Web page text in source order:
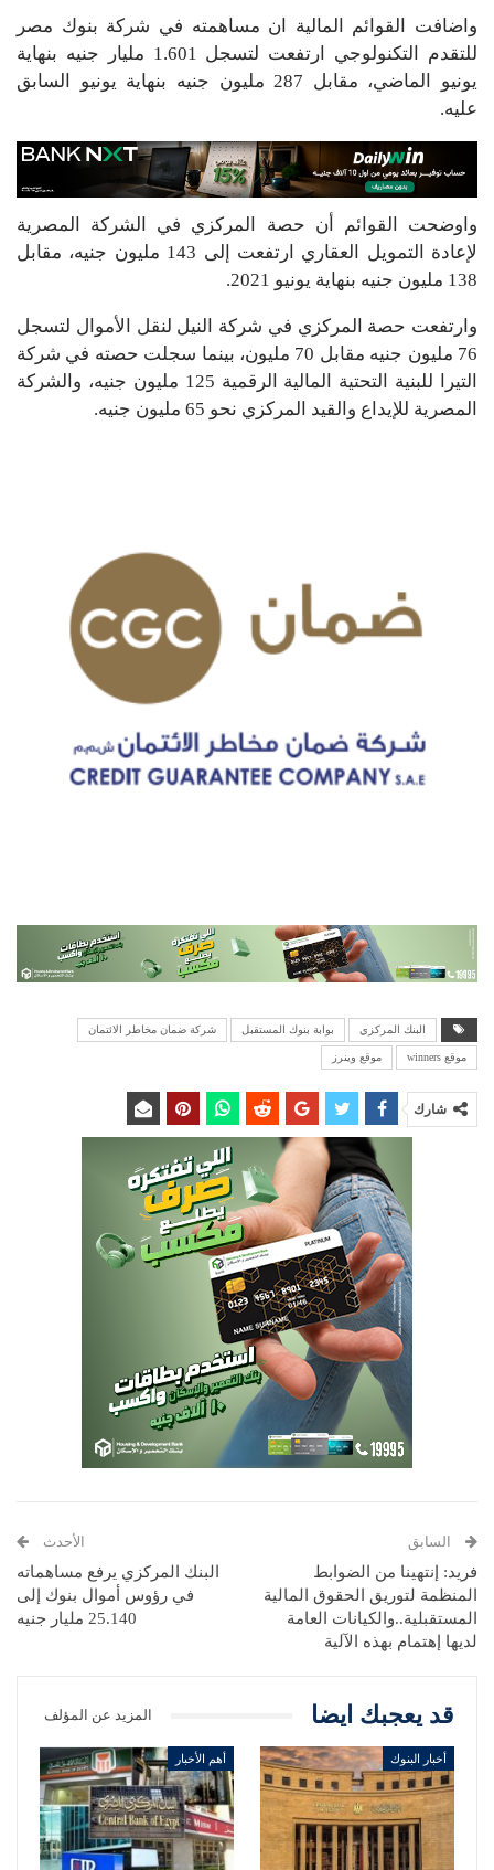
واضافت القوائم المالية ان مساهمته في شركة بنوك مصر
للتقدم التكنولوجي ارتفعت لتسجل 1.601 مليار جنيه بنهاية
يونيو الماضي، مقابل 287 مليون جنيه بنهاية يونيو السابق
عليه.
واوضحت القوائم أن حصة المركزي في الشركة المصرية
لإعادة التمويل العقاري ارتفعت إلى 143 مليون جنيه، مقابل
138 مليون جنيه بنهاية يونيو 2021.
وارتفعت حصة المركزي في شركة النيل لنقل الأموال لتسجل
76 مليون جنيه مقابل 70 مليون، بينما سجلت حصته في شركة
التيرا للبنية التحتية المالية الرقمية 125 مليون جنيه، والشركة
المصرية للإيداع والقيد المركزي نحو 65 مليون جنيه.
البنك المركزي بوابة بنوك المستقبل شركة ضمان مخاطر الائتمان
موقع winners موقع وينرز
شارك
السابق
فريد: إنتهينا من الضوابط
المنظمة لتوريق الحقوق المالية
المستقبلية..والكيانات العامة
لديها إهتمام بهذه الآلية
الأحدث
البنك المركزي يرفع مساهماته
في رؤوس أموال بنوك إلى
25.140 مليار جنيه
قد يعجبك ايضا المزيد عن المؤلف
أخبار البنوك أهم الأخبار